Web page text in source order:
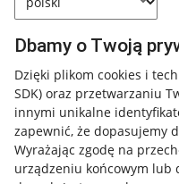
Dbamy o Twoją
Dzięki plikom cookies i
SDK) oraz przetwarzaniu
innymi unikalne
zapewnić, że dopasujemy
Wyrażając zgodę na
urządzeniu końcowym